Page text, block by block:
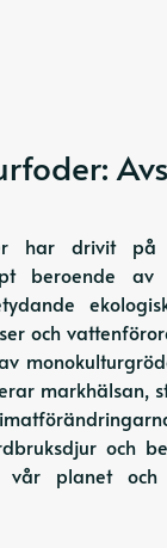
har drivit på
beroende av
och
markhälsan,
och
vår planet och